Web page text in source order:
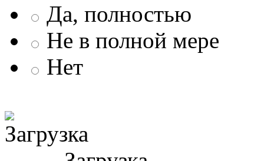
Да, полностью
Не в полной мере
Нет